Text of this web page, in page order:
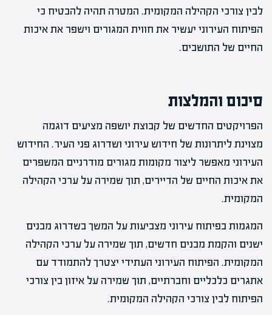
לבין צורכי הקהילה המקומית. המטרה תהיה להבטיח כי
הפיתוח העירוני יעשיר את חווית המגורים וישפר את איכות
החיים של התושבים.
סיכום והמלצות
הפרויקטים החדשים של קבוצת יושפה מציעים דוגמה
מצוינת ליתרונות של חידוש עירוני ושדרוג פני העיר. החידוש
העירוני מאפשר ליצור מקומות מגורים מודרניים המשפרים
את איכות החיים של הדיירים, תוך שמירה על ערכי הקהילה
המקומית.
המגמות בפיתוח עירוני מצביעות על המשך בשדרוג מבנים
ישנים והקמת מבנים חדשים, תוך שמירה על ערכי הקהילה
המקומית. הפיתוח העירוני העתידי יצטרך להתמודד עם
אתגרים כלכליים וחברתיים, תוך שמירה על איזון בין צורכי
הפיתוח לבין צורכי הקהילה המקומית.